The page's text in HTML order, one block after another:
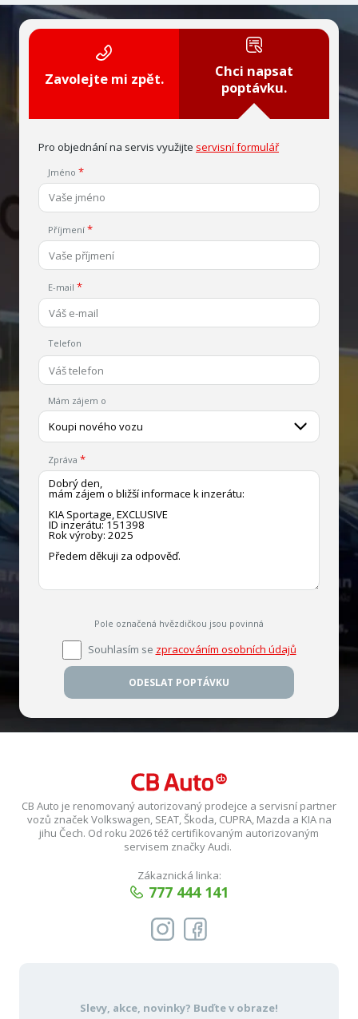
Zavolejte mi zpět.
Chci napsat
poptávku.
Pro objednání na servis využijte servisní formulář
Jméno
Příjmení
E-mail
Telefon
Mám zájem o
Koupi nového vozu
Zpráva
Pole označená hvězdičkou jsou povinná
Souhlasím se zpracováním osobních údajů
ODESLAT POPTÁVKU
CB Auto je renomovaný autorizovaný prodejce a servisní partner
vozů značek Volkswagen, SEAT, Škoda, CUPRA, Mazda a KIA na
jihu Čech. Od roku 2026 též certifikovaným autorizovaným
servisem značky Audi.
Zákaznická linka:
777 444 141
Slevy, akce, novinky? Buďte v obraze!